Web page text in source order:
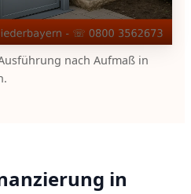
nach Aufmaß in
in